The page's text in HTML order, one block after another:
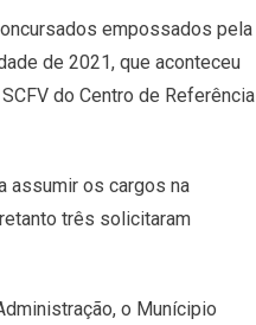
empossados pela
de 2021, que aconteceu
do Centro de Referência
assumir os cargos na
três solicitaram
o Munícipio